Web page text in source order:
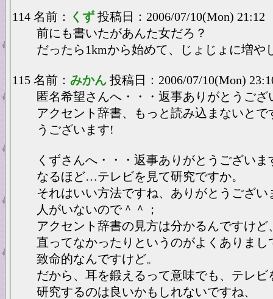
114 名前： くず 投稿日：2006/07/10(Mon) 21:12
前にも書いたがあんた女だろ？
だったら1kmから始めて、じょじょに増や
115 名前： みかん 投稿日：2006/07/10(Mon)
匿名希望さんへ・・・返事ありがとうござ
アクセント辞書、もっと読み込まないとで
うございます!
くずさんへ・・・返事ありがとうございま
なるほど…テレビを見て研究ですか。
それはいい方法ですね、ありがとうござ
人がいないので＾＾；
アクセント辞書の見方は分かるんですけど
直ってなかったりというのがよくありまし
致命的なんですけど。
だから、耳を鍛えるって意味でも、テレビ
研究するのは良いかもしれないですね、